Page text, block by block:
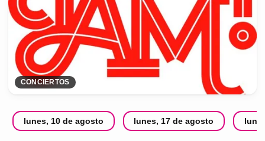
CONCIERTOS
lunes, 10 de agosto lunes, 17 de agosto